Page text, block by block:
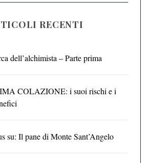
RECENTI
dell’alchimista – Parte prima
COLAZIONE: i suoi rischi e i
su: Il pane di Monte Sant’Angelo